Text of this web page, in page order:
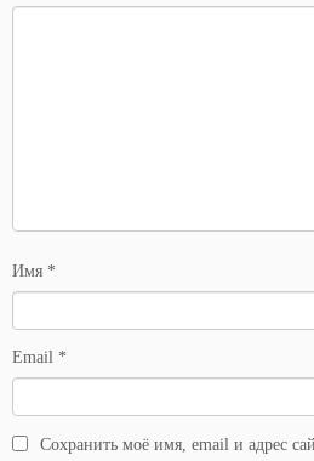
Имя *
Email *
Сохранить моё имя, email и адрес